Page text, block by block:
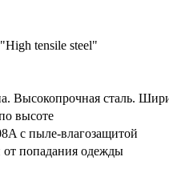
tensile steel"
Высокопрочная сталь.
высоте
с пыле-влагозащитой
от попадания одежды